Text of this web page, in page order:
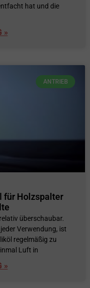
hat und die
»
ANTRIEB
für Holzspalter
überschaubar.
Verwendung, ist
regelmäßig zu
Luft in
»